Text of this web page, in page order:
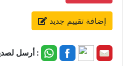
إضافة تقييم جديد
أرسل لصديق :